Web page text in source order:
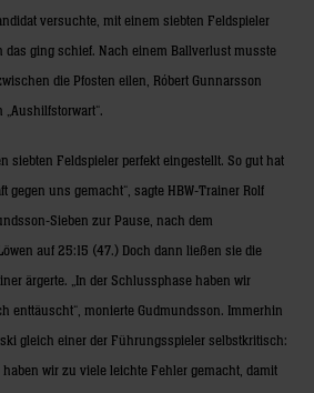
versuchte, mit einem siebten Feldspieler
das ging schief. Nach einem Ballverlust musste
die Pfosten eilen, Róbert Gunnarsson
siebten Feldspieler perfekt eingestellt. So gut hat
gegen uns gemacht“, sagte HBW-Trainer Rolf
Sieben zur Pause, nach dem
auf 25:15 (47.) Doch dann ließen sie die
ärgerte. „In der Schlussphase haben wir
enttäuscht“, monierte Gudmundsson. Immerhin
gleich einer der Führungsspieler selbstkritisch:
wir zu viele leichte Fehler gemacht, damit